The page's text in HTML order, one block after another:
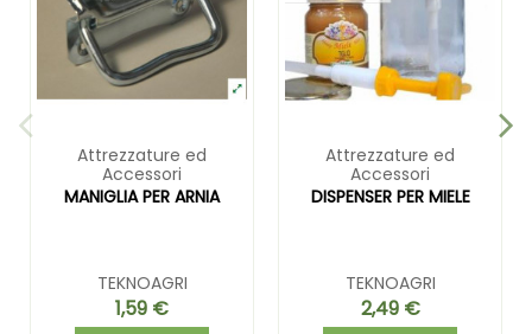
Attrezzature ed
Accessori
MANIGLIA PER ARNIA
TEKNOAGRI
1,59 €
Attrezzature ed
Accessori
DISPENSER PER MIELE
TEKNOAGRI
2,49 €